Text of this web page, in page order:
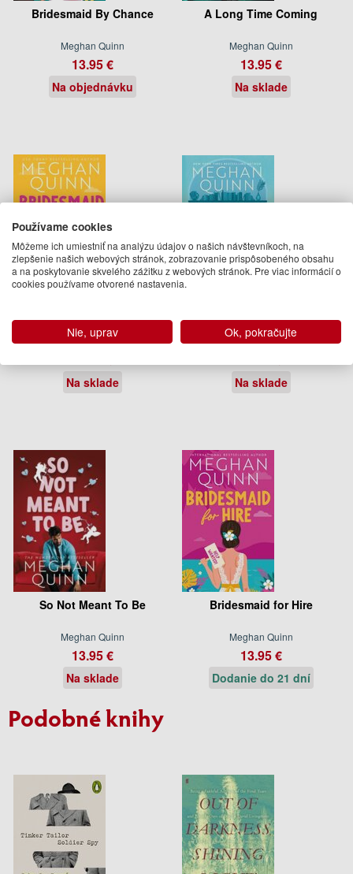
Bridesmaid By Chance
Meghan Quinn
13.95 €
Na objednávku
A Long Time Coming
Meghan Quinn
13.95 €
Na sklade
Meghan Quinn
Na sklade
Meghan Quinn
Na sklade
So Not Meant To Be
Meghan Quinn
13.95 €
Na sklade
Bridesmaid for Hire
Meghan Quinn
13.95 €
Dodanie do 21 dní
Podobné knihy
Používame cookies
Môžeme ich umiestniť na analýzu údajov o našich návštevníkoch, na
zlepšenie našich webových stránok, zobrazovanie prispôsobeného obsahu
a na poskytovanie skvelého zážitku z webových stránok. Pre viac informácií o
cookies používame otvorené nastavenia.
Nie, uprav Ok, pokračujte